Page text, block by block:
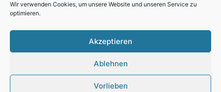
Wir verwenden Cookies, um unsere Website und unseren Service zu
optimieren.
Akzeptieren
Ablehnen
Vorlieben
ausgeraubt von den Socken bis zur Unterwäsche, […]
Cookie policy (EU)
Mein Reiseblog